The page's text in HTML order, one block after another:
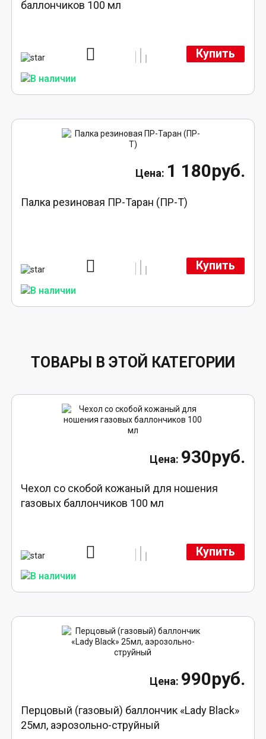
баллончиков 100 мл
Купить
1 180руб.
Палка резиновая ПР-Таран (ПР-Т)
Купить
ТОВАРЫ В ЭТОЙ КАТЕГОРИИ
930руб.
Чехол со скобой кожаный для ношения
газовых баллончиков 100 мл
Купить
990руб.
Перцовый (газовый) баллончик «Lady Black»
25мл, аэрозольно-струйный